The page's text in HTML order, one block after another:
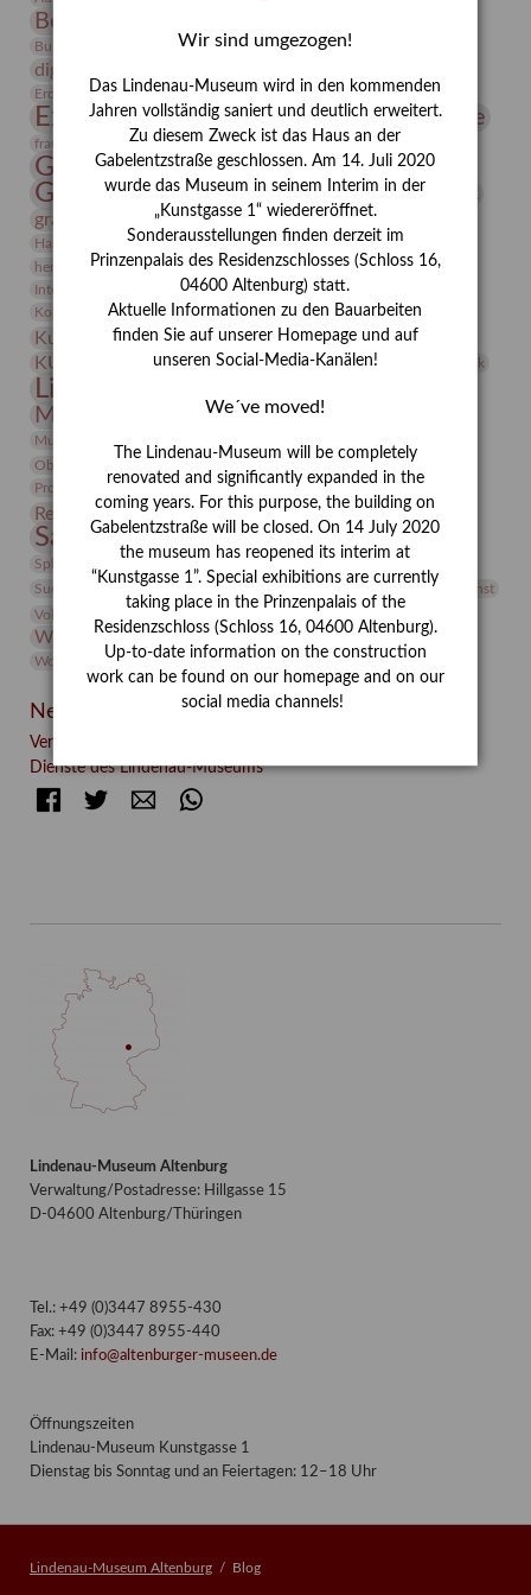
Bernhard August von Lindenau
Burg Posterstein Conrad Felixmüller Depot
digitallabor
Erdmann Julius Dietrich
Erlebnisportal estrusker Exlibris
Expressionismus Festrede Florenz Fotografie
frauen Frauen in der Antike und heute
Gerhard-Altenbourg-Preis
Gerhard Altenbourg
Gerhard Kurt Müller
grafische sammlung griechische Mythologie
Hanns-Conon von der Gabelentz Heinrich Kirchhoff Heldinnen
herman de vries Humboldt
Insekten
Integriertes Schädlingsmanagement
Italien Jahresempfang
Kolosseum
Kooperationsausstellung Korkmodelle Kunst
Kunstmuseum Kunstvermittlung Kunst von Kühl
KUNSTWAND Kurs Künstler Künstlerin Lehmbruck
Lindenau-Museum
Museumsgeschichte Museumsnacht
Museumspädagogik Natur
Objekt im Fokus
Phelloplastik
Pohlhof
Provenienz
Provenienzforschung
Restaurierung Rudi Lesser Ruth Wolf-Rehfeld
Sammlung Samstagszeichner Skulptur
Sonderausstellung
Sphinx
studio Studio Bildende Kunst
Suermondt-Ludwig-Museum
Vermittlung
Videokunst
Volontariat
Walter Rheiner Werefkin
Werkbetrachtung Winter Wissenschaft
Wolf and Dog
Wolf und Hund
Zirkuswoche
Neueste Beiträge
Verschenkt, verkauft, vergessen? – Kunstdetektivinnen im
Dienste des Lindenau-Museums
FacebookTwitter E-mail
Lindenau-Museum Altenburg
Verwaltung/Postadresse: Hillgasse 15
D-04600 Altenburg/Thüringen
Tel.: +49 (0)3447 8955-430
Fax: +49 (0)3447 8955-440
E-Mail: info@altenburger-museen.de
Öffnungszeiten
Lindenau-Museum Kunstgasse 1
Dienstag bis Sonntag und an Feiertagen: 12–18 Uhr
Lindenau-Museum Altenburg Blog
Wir sind umgezogen!
Das Lindenau-Museum wird in den kommenden
Jahren vollständig saniert und deutlich erweitert.
Zu diesem Zweck ist das Haus an der
Gabelentzstraße geschlossen. Am 14. Juli 2020
wurde das Museum in seinem Interim in der
„Kunstgasse 1“ wiedereröffnet.
Sonderausstellungen finden derzeit im
Prinzenpalais des Residenzschlosses (Schloss 16,
04600 Altenburg) statt.
Aktuelle Informationen zu den Bauarbeiten
finden Sie auf unserer Homepage und auf
unseren Social-Media-Kanälen!
We´ve moved!
The Lindenau-Museum will be completely
renovated and significantly expanded in the
coming years. For this purpose, the building on
Gabelentzstraße will be closed. On 14 July 2020
the museum has reopened its interim at
“Kunstgasse 1”. Special exhibitions are currently
taking place in the Prinzenpalais of the
Residenzschloss (Schloss 16, 04600 Altenburg).
Up-to-date information on the construction
work can be found on our homepage and on our
social media channels!